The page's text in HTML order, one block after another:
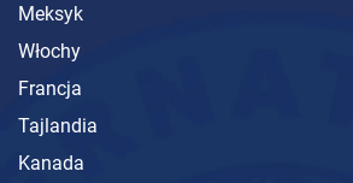
Meksyk
Włochy
Francja
Tajlandia
Kanada